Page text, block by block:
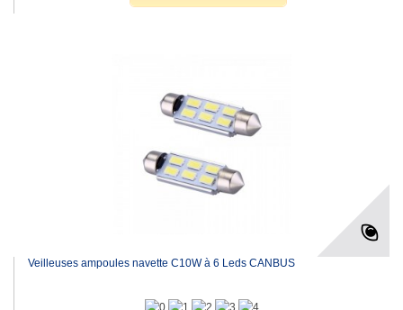
Veilleuses ampoules navette C10W à 6 Leds CANBUS